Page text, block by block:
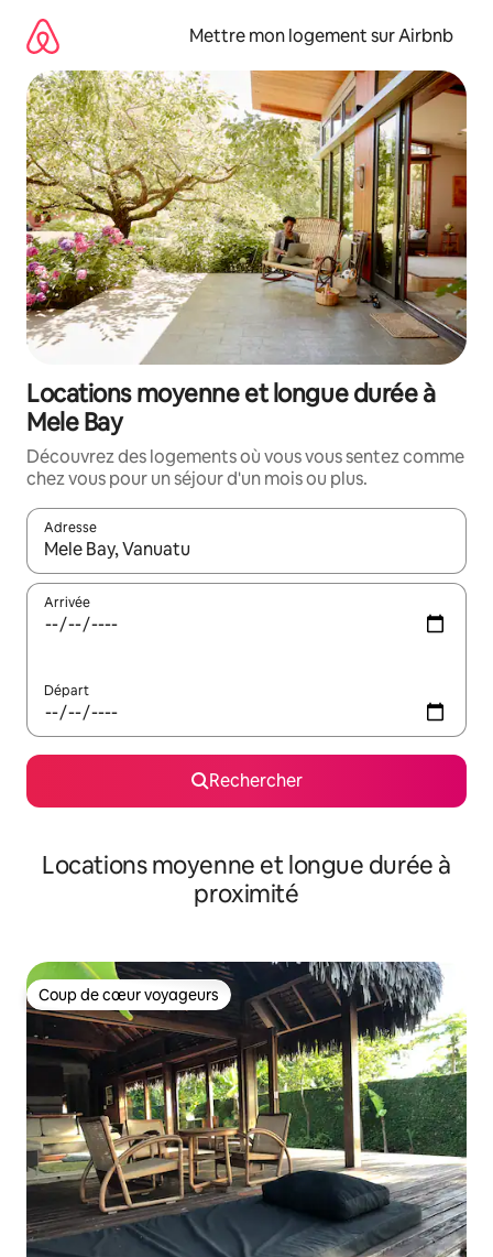
directement
contenu
Mettre mon logement sur Airbnb
Locations moyenne et longue durée à
Mele Bay
Découvrez des logements où vous vous sentez comme
chez vous pour un séjour d'un mois ou plus.
Adresse
Lorsque les résultats s'affichent, utilisez les flèches vers le
Arrivée
Départ
Rechercher
Locations moyenne et longue durée à
proximité
Coup de cœur voyageurs
Coup de cœur voyageurs